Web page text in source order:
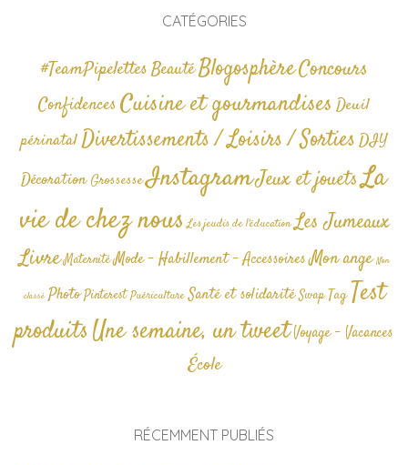
CATÉGORIES
#TeamPipelettesBeautéBlogosphèreConcours
Confidences Cuisine et gourmandises Deuil
périnatalDivertissements / Loisirs / SortiesDIY
Décoration GrossesseInstagramJeux et jouetsLa
vie de chez nous Les jeudis de l'éducation Les Jumeaux
Livre Maternité Mode - Habillement - AccessoiresMon ange Non
classé Photo Pinterest Puériculture Santé et solidarité Swap TagTest
produitsUne semaine, un tweetVoyage - Vacances
École
RÉCEMMENT PUBLIÉS